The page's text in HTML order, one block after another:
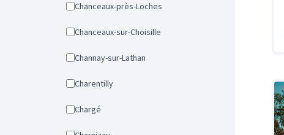
Chanceaux-près-Loches
Chanceaux-sur-Choisille
Channay-sur-Lathan
Charentilly
Chargé